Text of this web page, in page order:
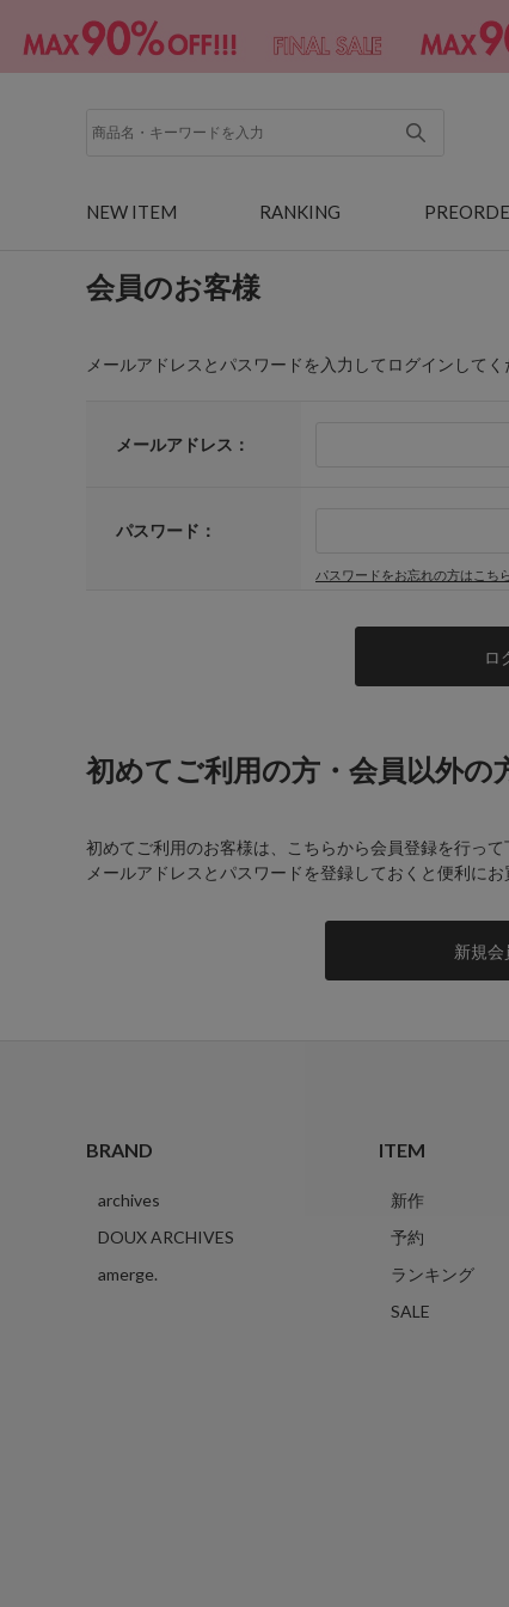
NEW ITEM RANKING
会員のお客様
メールアドレスとパスワードを入力してログインしてく
メールアドレス：
パスワード：
パスワードをお忘れの方はこちら
初めてご利用の方・会員以外の
初めてご利用のお客様は、こちらから会員登録を行って
メールアドレスとパスワードを登録しておくと便利にお
BRAND
archives
DOUX ARCHIVES
amerge.
ITEM
新作
予約
ランキング
SALE